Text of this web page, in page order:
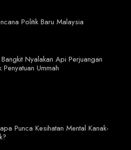
Politik Baru Malaysia
Nyalakan Api Perjuangan
Penyatuan Ummah
Punca Kesihatan Mental Kanak-